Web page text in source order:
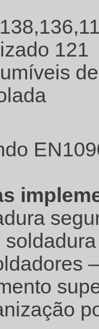
121